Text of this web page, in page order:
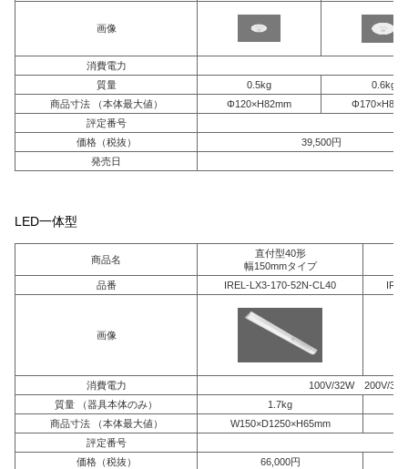
画像
消費電力
質量
0.5kg
0.6kg
商品寸法 （本体最大値）
Φ120×H82mm
評定番号
価格（税抜）
39,500円
発売日
LED一体型
商品名
直付型40形
幅150mmタイプ
品番
IREL-LX3-170-52N-CL40
画像
消費電力
100V/32W 200V/
質量 （器具本体のみ）
1.7kg
商品寸法 （本体最大値）
W150×D1250×H65mm
評定番号
価格（税抜）
66,000円